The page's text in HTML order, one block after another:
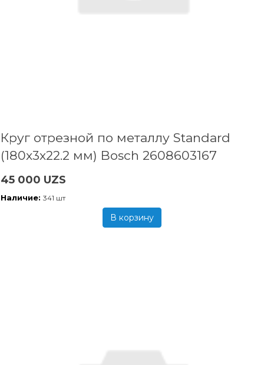
Круг отрезной по металлу Standard
(180x3х22.2 мм) Bosch 2608603167
45 000 UZS
Наличие: 341 шт
В корзину